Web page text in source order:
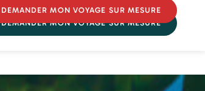
DEMANDER MON VOYAGE SUR MESURE
DEMANDER MON VOYAGE SUR MESURE